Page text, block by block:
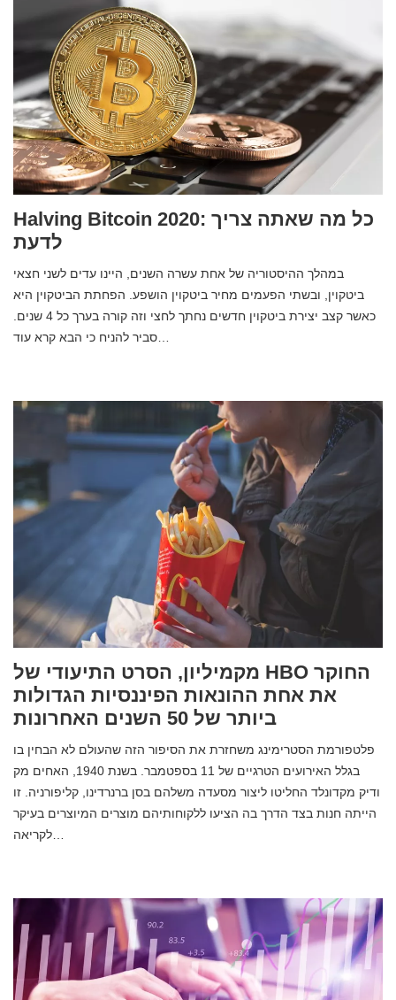
Halving Bitcoin 2020: כל מה שאתה צריך
לדעת
במהלך ההיסטוריה של אחת עשרה השנים, היינו עדים לשני חצאי
ביטקוין, ובשתי הפעמים מחיר ביטקוין הושפע. הפחתת הביטקוין היא
כאשר קצב יצירת ביטקוין חדשים נחתך לחצי וזה קורה בערך כל 4 שנים.
סביר להניח כי הבא קרא עוד…
מקמיליון, הסרט התיעודי של HBO החוקר
את אחת ההונאות הפיננסיות הגדולות
ביותר של 50 השנים האחרונות
פלטפורמת הסטרימינג משחזרת את הסיפור הזה שהעולם לא הבחין בו
בגלל האירועים הטרגיים של 11 בספטמבר. בשנת 1940, האחים מק
ודיק מקדונלד החליטו ליצור מסעדה משלהם בסן ברנרדינו, קליפורניה. זו
הייתה חנות בצד הדרך בה הציעו ללקוחותיהם מוצרים המיוצרים בעיקר